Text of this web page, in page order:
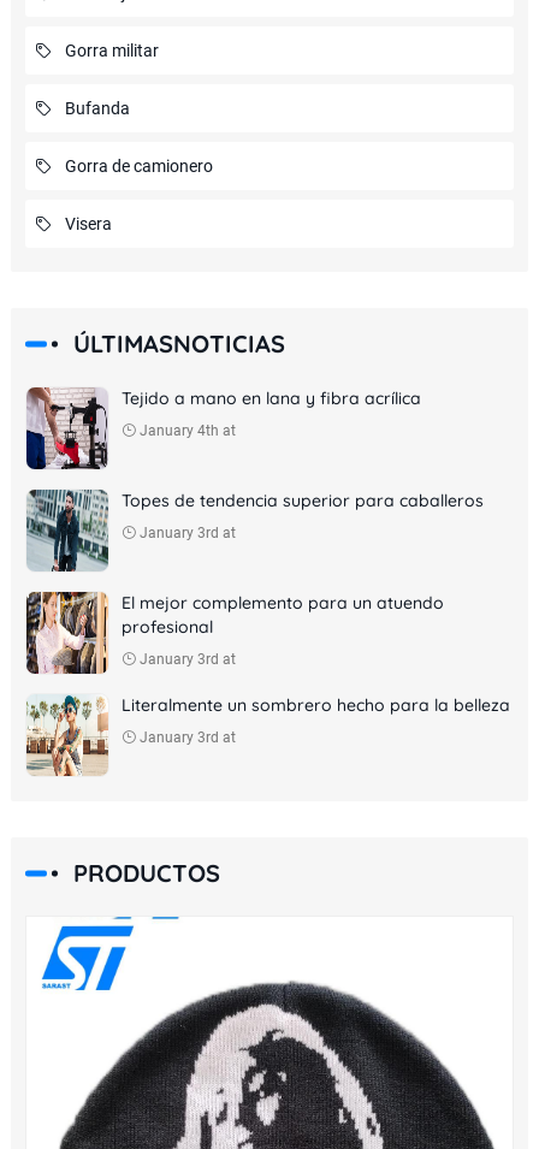
Gorra militar
Bufanda
Gorra de camionero
Visera
ÚLTIMASNOTICIAS
Tejido a mano en lana y fibra acrílica
January 4th at
Topes de tendencia superior para caballeros
January 3rd at
El mejor complemento para un atuendo
profesional
January 3rd at
Literalmente un sombrero hecho para la belleza
January 3rd at
PRODUCTOS